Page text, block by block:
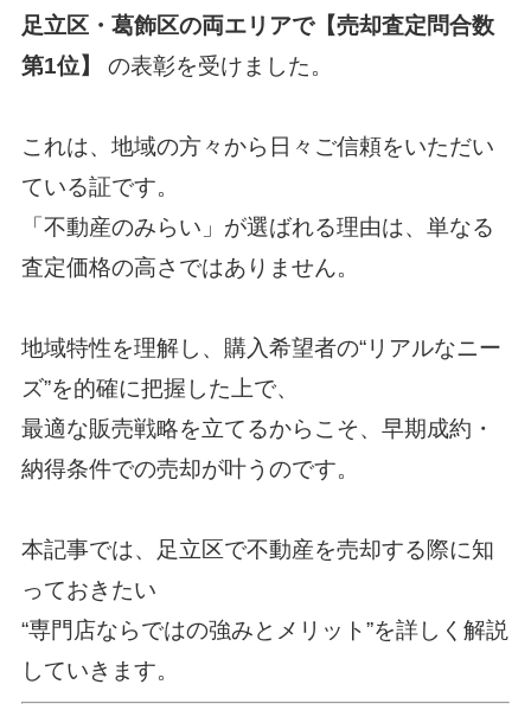
足立区・葛飾区の両エリアで【売却査定問合数
第1位】
の表彰を受けました。
これは、地域の方々から日々ご信頼をいただい
ている証です。
「 不動産のみらい 」が選ばれる理由は、単なる
査定価格の高さではありません。
地域特性を理解し、購入希望者の“リアルなニー
ズ”を的確に把握した上で、
最適な販売戦略を立てるからこそ、早期成約・
納得条件での売却が叶うのです。
本記事では、足立区で不動産を売却する際に知
っておきたい
“専門店ならではの強みとメリット”を詳しく解説
していきます。